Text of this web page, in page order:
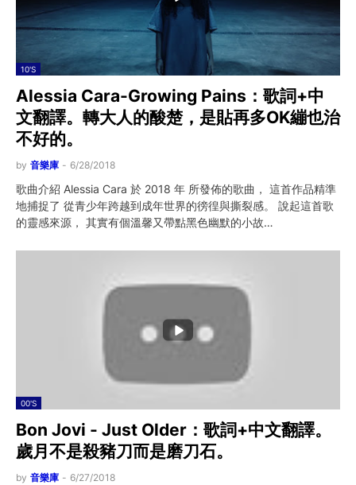
10'S
Alessia Cara-Growing Pains：歌詞+中
文翻譯。轉大人的酸楚，是貼再多OK繃也治
不好的。
by 音樂庫 - 6/28/2018
歌曲介紹 Alessia Cara 於 2018 年 所發佈的歌曲， 這首作品精準
地捕捉了 從青少年跨越到成年世界的徬徨與撕裂感。 說起這首歌
的靈感來源， 其實有個溫馨又帶點黑色幽默的小故…
00'S
Bon Jovi - Just Older：歌詞+中文翻譯。
歲月不是殺豬刀而是磨刀石。
by 音樂庫 - 6/27/2018